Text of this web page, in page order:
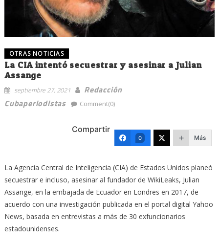
OTRAS NOTICIAS
La CIA intentó secuestrar y asesinar a Julian
Assange
septiembre 27, 2021
Redacción
Cubaperiodistas
Comment(0)
Compartir
0 Más
La Agencia Central de Inteligencia (CIA) de Estados Unidos planeó
secuestrar e incluso, asesinar al fundador de WikiLeaks, Julian
Assange, en la embajada de Ecuador en Londres en 2017, de
acuerdo con una investigación publicada en el portal digital Yahoo
News, basada en entrevistas a más de 30 exfuncionarios
estadounidenses.